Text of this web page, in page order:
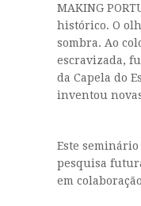
MAKING
histórico. O
sombra. Ao
escravizada,
da Capela do
inventou
Este
pesquisa
em